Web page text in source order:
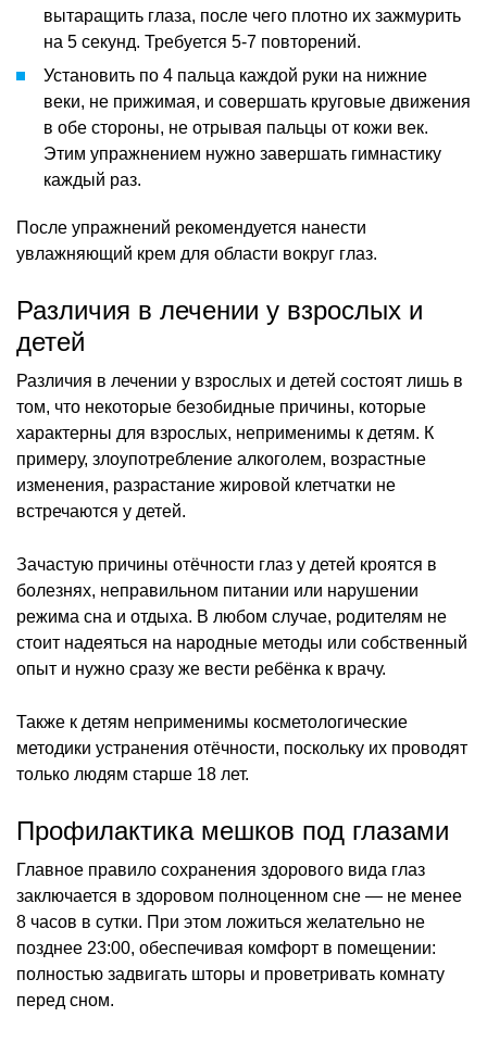
вытаращить глаза, после чего плотно их зажмурить
на 5 секунд. Требуется 5-7 повторений.
Установить по 4 пальца каждой руки на нижние
веки, не прижимая, и совершать круговые движения
в обе стороны, не отрывая пальцы от кожи век.
Этим упражнением нужно завершать гимнастику
каждый раз.
После упражнений рекомендуется нанести
увлажняющий крем для области вокруг глаз.
Различия в лечении у взрослых и
детей
Различия в лечении у взрослых и детей состоят лишь в
том, что некоторые безобидные причины, которые
характерны для взрослых, неприменимы к детям. К
примеру, злоупотребление алкоголем, возрастные
изменения, разрастание жировой клетчатки не
встречаются у детей.
Зачастую причины отёчности глаз у детей кроятся в
болезнях, неправильном питании или нарушении
режима сна и отдыха. В любом случае, родителям не
стоит надеяться на народные методы или собственный
опыт и нужно сразу же вести ребёнка к врачу.
Также к детям неприменимы косметологические
методики устранения отёчности, поскольку их проводят
только людям старше 18 лет.
Профилактика мешков под глазами
Главное правило сохранения здорового вида глаз
заключается в здоровом полноценном сне — не менее
8 часов в сутки. При этом ложиться желательно не
позднее 23:00, обеспечивая комфорт в помещении:
полностью задвигать шторы и проветривать комнату
перед сном.